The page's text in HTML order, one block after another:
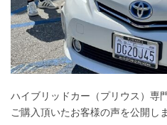
ハイブリッドカー（プリウス）専
ご購入頂いたお客様の声を公開し